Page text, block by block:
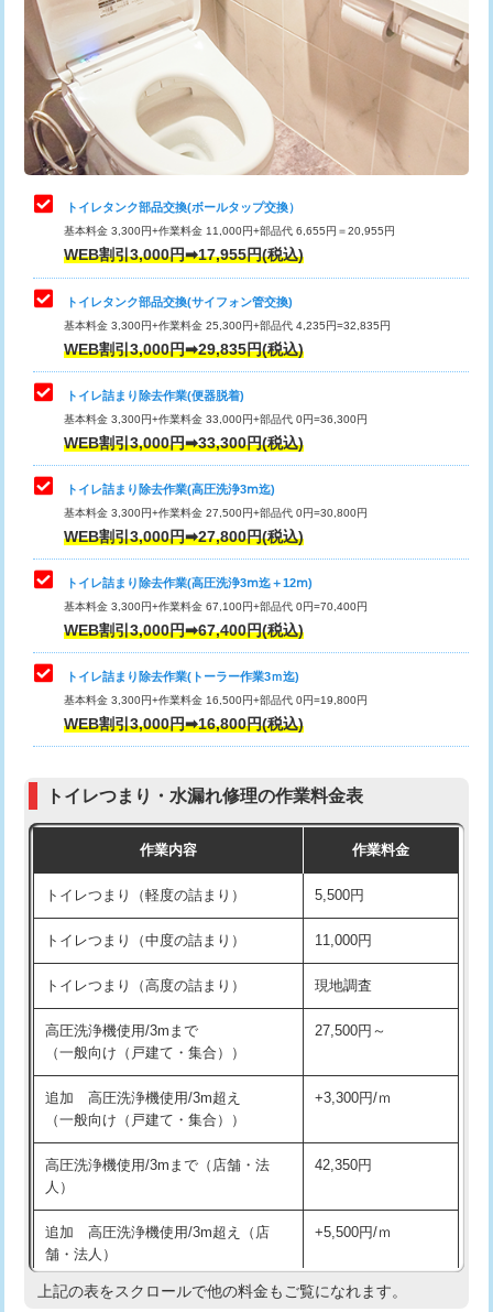
トイレタンク部品交換(ボールタップ交換）
基本料金 3,300円+作業料金 11,000円+部品代 6,655円＝20,955円
WEB割引3,000円➡17,955円(税込)
トイレタンク部品交換(サイフォン管交換)
基本料金 3,300円+作業料金 25,300円+部品代 4,235円=32,835円
WEB割引3,000円➡29,835円(税込)
トイレ詰まり除去作業(便器脱着)
基本料金 3,300円+作業料金 33,000円+部品代 0円=36,300円
WEB割引3,000円➡33,300円(税込)
トイレ詰まり除去作業(高圧洗浄3ⅿ迄)
基本料金 3,300円+作業料金 27,500円+部品代 0円=30,800円
WEB割引3,000円➡27,800円(税込)
トイレ詰まり除去作業(高圧洗浄3ⅿ迄＋12ⅿ)
基本料金 3,300円+作業料金 67,100円+部品代 0円=70,400円
WEB割引3,000円➡67,400円(税込)
トイレ詰まり除去作業(トーラー作業3ｍ迄)
基本料金 3,300円+作業料金 16,500円+部品代 0円=19,800円
WEB割引3,000円➡16,800円(税込)
トイレつまり・水漏れ修理の作業料金表
作業内容 作業料金
トイレつまり（軽度の詰まり） 5,500円
トイレつまり（中度の詰まり） 11,000円
トイレつまり（高度の詰まり） 現地調査
高圧洗浄機使用/3mまで
（一般向け（戸建て・集合））
27,500円～
追加 高圧洗浄機使用/3m超え
（一般向け（戸建て・集合））
+3,300円/ｍ
高圧洗浄機使用/3mまで（店舗・法
人）
42,350円
追加 高圧洗浄機使用/3m超え（店
舗・法人）
+5,500円/ｍ
高度高圧洗浄換 現地調査
上記の表をスクロールで他の料金もご覧になれます。